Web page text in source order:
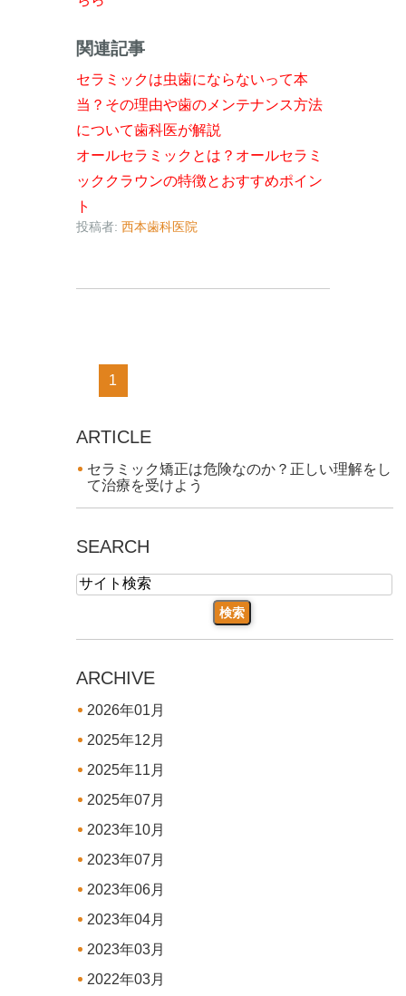
関連記事
セラミックは虫歯にならないって本
当？その理由や歯のメンテナンス方法
について歯科医が解説
オールセラミックとは？オールセラミ
ッククラウンの特徴とおすすめポイン
ト
投稿者: 西本歯科医院
1
ARTICLE
セラミック矯正は危険なのか？正しい理解をし
て治療を受けよう
SEARCH
ARCHIVE
2026年01月
2025年12月
2025年11月
2025年07月
2023年10月
2023年07月
2023年06月
2023年04月
2023年03月
2022年03月